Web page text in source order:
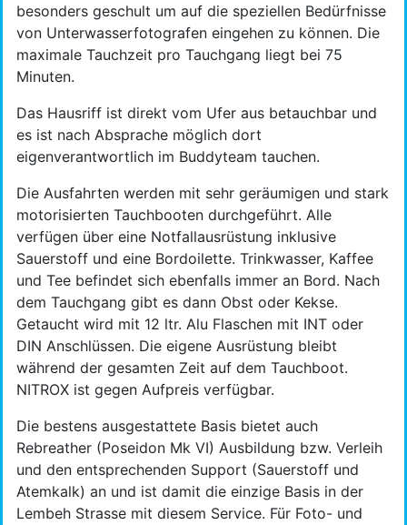
besonders geschult um auf die speziellen Bedürfnisse
von Unterwasserfotografen eingehen zu können. Die
maximale Tauchzeit pro Tauchgang liegt bei 75
Minuten.
Das Hausriff ist direkt vom Ufer aus betauchbar und
es ist nach Absprache möglich dort
eigenverantwortlich im Buddyteam tauchen.
Die Ausfahrten werden mit sehr geräumigen und stark
motorisierten Tauchbooten durchgeführt. Alle
verfügen über eine Notfallausrüstung inklusive
Sauerstoff und eine Bordoilette. Trinkwasser, Kaffee
und Tee befindet sich ebenfalls immer an Bord. Nach
dem Tauchgang gibt es dann Obst oder Kekse.
Getaucht wird mit 12 ltr. Alu Flaschen mit INT oder
DIN Anschlüssen. Die eigene Ausrüstung bleibt
während der gesamten Zeit auf dem Tauchboot.
NITROX ist gegen Aufpreis verfügbar.
Die bestens ausgestattete Basis bietet auch
Rebreather (Poseidon Mk VI) Ausbildung bzw. Verleih
und den entsprechenden Support (Sauerstoff und
Atemkalk) an und ist damit die einzige Basis in der
Lembeh Strasse mit diesem Service. Für Foto- und